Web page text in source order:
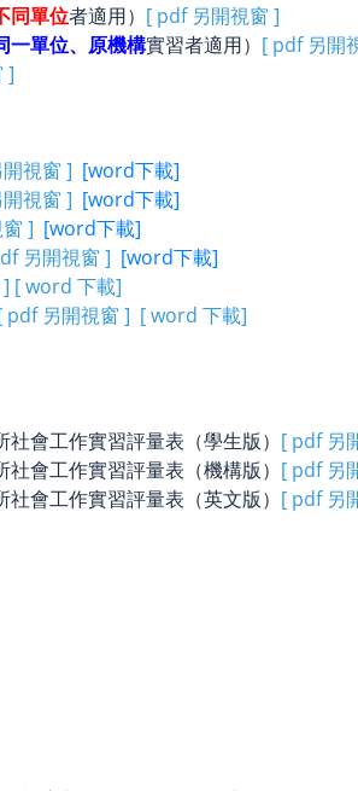
同單位者適用） [ pdf 另開視窗 ]
一單位、原機構實習者適用） [ pdf 另開
]
視窗 ] [word下載]
視窗 ] [word下載]
] [word下載]
另開視窗 ] [word下載]
[ word 下載]
pdf 另開視窗 ] [ word 下載]
會工作實習評量表（學生版） [ pdf 另
會工作實習評量表（機構版） [ pdf 另
會工作實習評量表（英文版） [ pdf 另